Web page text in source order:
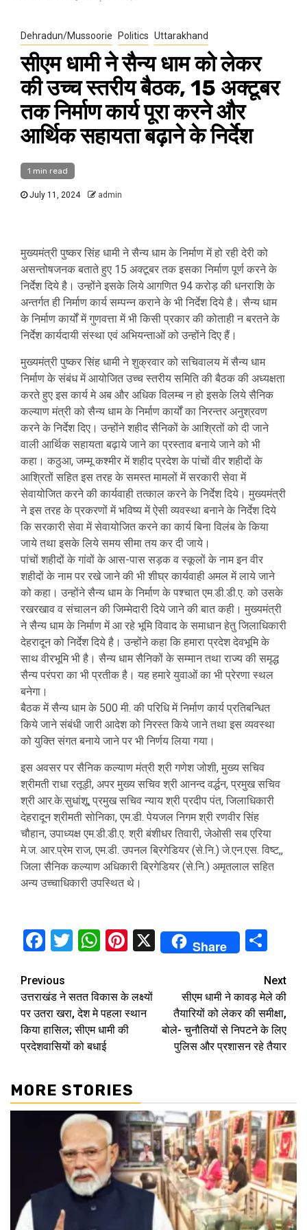
Dehradun/Mussoorie Politics Uttarakhand
सीएम धामी ने सैन्य धाम को लेकर
की उच्च स्तरीय बैठक, 15 अक्टूबर
तक निर्माण कार्य पूरा करने और
आर्थिक सहायता बढ़ाने के निर्देश
1 min read
July 11, 2024 admin
मुख्यमंत्री पुष्कर सिंह धामी ने सैन्य धाम के निर्माण में हो रही देरी को
असन्तोषजनक बताते हुए 15 अक्टूबर तक इसका निर्माण पूर्ण करने के
निर्देश दिये है। उन्होंने इसके लिये आगणित 94 करोड़ की धनराशि के
अन्तर्गत ही निर्माण कार्य सम्पन्न कराने के भी निर्देश दिये है। सैन्य धाम
के निर्माण कार्यों में गुणवत्ता में भी किसी प्रकार की कोताही न बरतने के
निर्देश कार्यदायी संस्था एवं अभियन्ताओं को उन्होंने दिए हैं।
मुख्यमंत्री पुष्कर सिंह धामी ने शुक्रवार को सचिवालय में सैन्य धाम
निर्माण के संबंध में आयोजित उच्च स्तरीय समिति की बैठक की अध्यक्षता
करते हुए इस कार्य मे अब और अधिक विलम्ब न हो इसके लिये सैनिक
कल्याण मंत्री को सैन्य धाम के निर्माण कार्यों का निरन्तर अनुश्रवण
करने के निर्देश दिए। उन्होंने शहीद सैनिकों के आश्रितों को दी जाने
वाली आर्थिक सहायता बढ़ाये जाने का प्रस्ताव बनाये जाने को भी
कहा। कठुआ, जम्मू कश्मीर में शहीद प्रदेश के पांचों वीर शहीदों के
आश्रितों सहित इस तरह के समस्त मामलों में सरकारी सेवा में
सेवायोजित करने की कार्यवाही तत्काल करने के निर्देश दिये। मुख्यमंत्री
ने इस तरह के प्रकरणों में भविष्य में ऐसी व्यवस्था बनाने के निर्देश दिये
कि सरकारी सेवा में सेवायोजित करने का कार्य बिना विलंब के किया
जाये तथा इसके लिये समय सीमा तय कर दी जाये।
पांचों शहीदों के गांवों के आस-पास सड़क व स्कूलों के नाम इन वीर
शहीदों के नाम पर रखे जाने की भी शीघ्र कार्यवाही अमल में लाये जाने
को कहा। उन्होंने सैन्य धाम के निर्माण के पश्चात एम.डी.डी.ए. को उसके
रखरखाव व संचालन की जिम्मेदारी दिये जाने की बात कही। मुख्यमंत्री
ने सैन्य धाम के निर्माण में आ रहे भूमि विवाद के समाधान हेतु जिलाधिकारी
देहरादून को निर्देश दिये है। उन्होंने कहा कि हमारा प्रदेश देवभूमि के
साथ वीरभूमि भी है। सैन्य धाम सैनिकों के सम्मान तथा राज्य की समृद्ध
सैन्य परंपरा का भी प्रतीक है। यह हमारे युवाओं का भी प्रेरणा स्थल
बनेगा।
बैठक में सैन्य धाम के 500 मी. की परिधि में निर्माण कार्य प्रतिबन्धित
किये जाने संबंधी जारी आदेश को निरस्त किये जाने तथा इस व्यवस्था
को युक्ति संगत बनाये जाने पर भी निर्णय लिया गया।
इस अवसर पर सैनिक कल्याण मंत्री श्री गणेश जोशी, मुख्य सचिव
श्रीमती राधा रतूड़ी, अपर मुख्य सचिव श्री आनन्द वर्द्धन, प्रमुख सचिव
श्री आर.के.सुधांशू, प्रमुख सचिव न्याय श्री प्रदीप पंत, जिलाधिकारी
देहरादून श्रीमती सोनिका, एम.डी. पेयजल निगम श्री रणवीर सिंह
चौहान, उपाध्यक्ष एम.डी.डी.ए. श्री बंशीधर तिवारी, जेओसी सब एरिया
मे.ज. आर.प्रेम राज, एम.डी. उपनल ब्रिगेडियर (से.नि.) जे.एन.एस. विष्ट,,
जिला सैनिक कल्याण अधिकारी ब्रिगेडियर (से.नि.) अमृतलाल सहित
अन्य उच्चाधिकारी उपस्थित थे।
Facebook
Twitter
WhatsApp
Pinterest
X Share
Continue
Reading
Previous
उत्तराखंड ने सतत विकास के लक्ष्यों
पर उतरा खरा, देश मे पहला स्थान
किया हासिल; सीएम धामी की
प्रदेशवासियों को बधाई
Next
सीएम धामी ने कावड़ मेले की
तैयारियों को लेकर की समीक्षा,
बोले- चुनौतियों से निपटने के लिए
पुलिस और प्रशासन रहे तैयार
MORE STORIES